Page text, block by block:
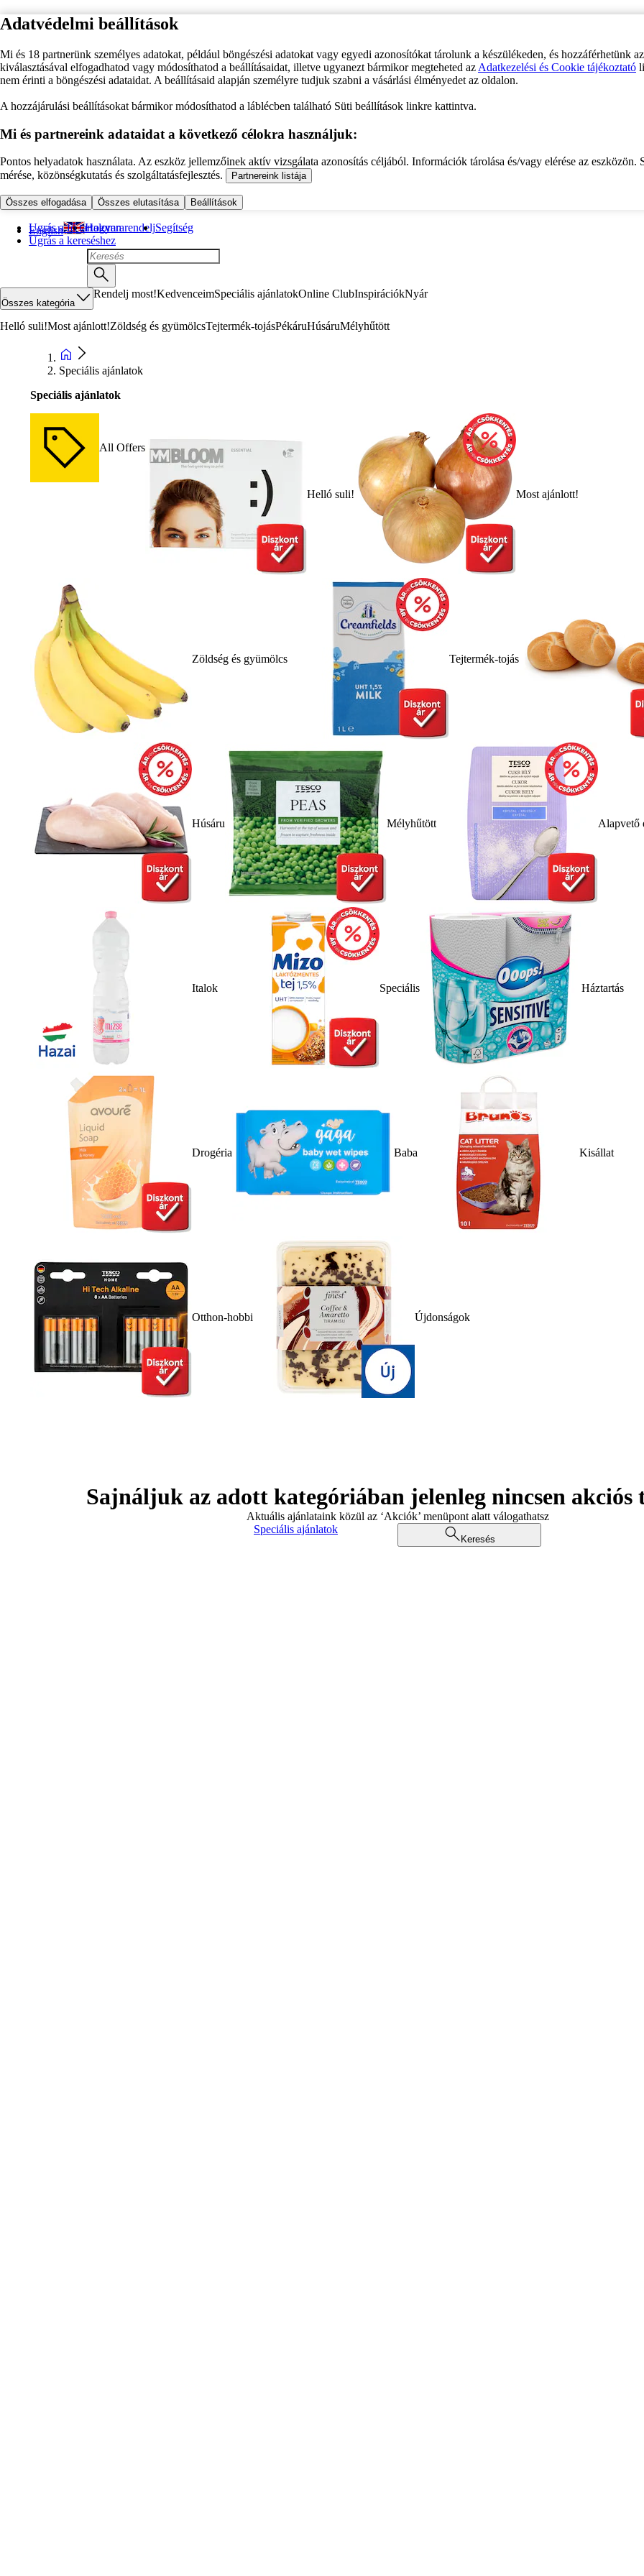
Adatvédelmi beállítások
Mi és 18 partnerünk személyes adatokat, például böngészési adatokat vagy egyedi azonosítókat tárolunk a készülékeden, és hozzáférhetünk
kiválasztásával elfogadhatod vagy módosíthatod a beállításaidat, illetve ugyanezt bármikor megteheted az Adatkezelési és Cookie tájékoztató
nem érinti a böngészési adataidat. A beállításaid alapján személyre tudjuk szabni a vásárlási élményedet az oldalon.
A hozzájárulási beállításokat bármikor módosíthatod a láblécben található Süti beállítások linkre kattintva.
Mi és partnereink adataidat a következő célokra használjuk:
Pontos helyadatok használata. Az eszköz jellemzőinek aktív vizsgálata azonosítás céljából. Információk tárolása és/vagy elérése az eszközön.
mérése, közönségkutatás és szolgáltatásfejlesztés.
Partnereink listája
Összes elfogadása Összes elutasítása Beállítások
Ugrás a fő tartalomra
Ugrás a kereséshez
English Hogyan rendeljSegítség
Összes kategória
Rendelj most!KedvenceimSpeciális ajánlatokOnline ClubInspirációkNyár
Helló suli!Most ajánlott!Zöldség és gyümölcsTejtermék-tojásPékáruHúsáruMélyhűtött
Speciális ajánlatok
Speciális ajánlatok
All Offers
Helló suli! Most ajánlott!
Zöldség és gyümölcs Tejtermék-tojás
Húsáru Mélyhűtött Alapvető
Italok Speciális Háztartás
Drogéria Baba Kisállat
Otthon-hobbi Újdonságok
Sajnáljuk az adott kategóriában jelenleg nincsen akciós
Aktuális ajánlataink közül az ‘Akciók’ menüpont alatt válogathatsz
Speciális ajánlatok
Keresés